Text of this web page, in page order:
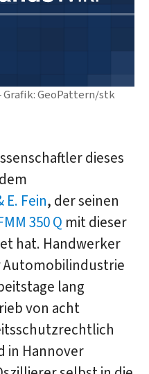
GeoPattern/stk
dieses
E. Fein, der seinen
350 Q mit dieser
hat. Handwerker
Automobilindustrie
lang
von acht
in Hannover